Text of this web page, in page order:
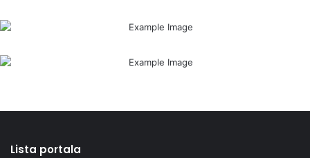
Lista portala